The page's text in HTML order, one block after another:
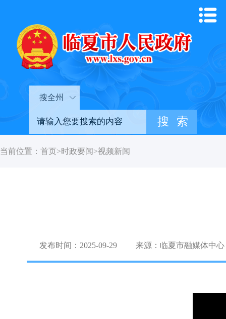
搜全州
当前位置： 首页>时政要闻 >视频新闻
发布时间：2025-09-29 来源：临夏市融媒体中心